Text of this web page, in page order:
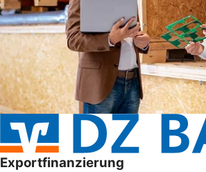
Exportfinanzierung